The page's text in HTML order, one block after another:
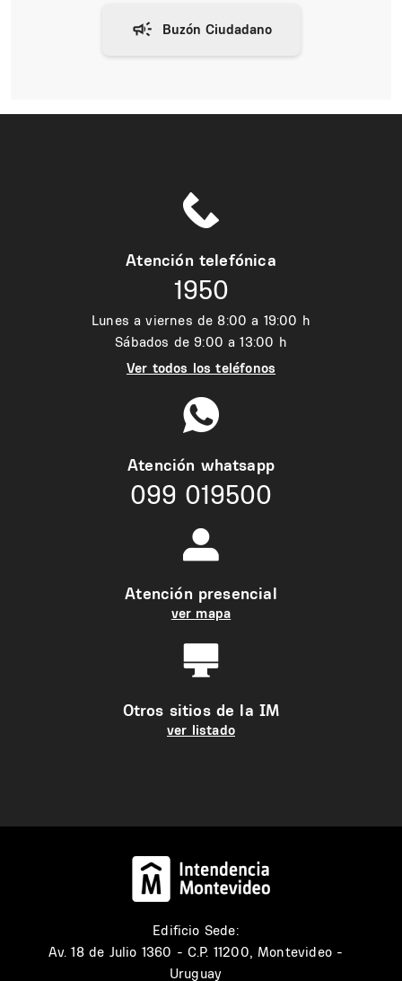
Atención telefónica
1950
Lunes a viernes de 8:00 a 19:00 h
Sábados de 9:00 a 13:00 h
Ver todos los teléfonos
Atención whatsapp
099 019500
Atención presencial
ver mapa
Otros sitios de la IM
ver listado
Edificio Sede:
Av. 18 de Julio 1360 - C.P. 11200, Montevideo -
Uruguay